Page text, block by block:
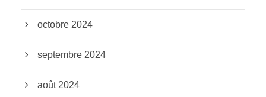
octobre 2024
septembre 2024
août 2024